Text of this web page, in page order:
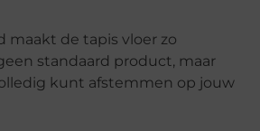
maakt de tapis vloer zo
standaard product, maar
kunt afstemmen op jouw